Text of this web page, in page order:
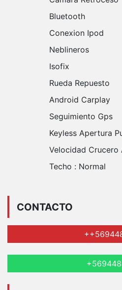
Bluetooth
Conexion Ipod
Neblineros
Isofix
Rueda Repuesto
Android Carplay
Seguimiento Gps
Keyless Apertura
Velocidad Crucero
Techo : Normal
CONTACTO